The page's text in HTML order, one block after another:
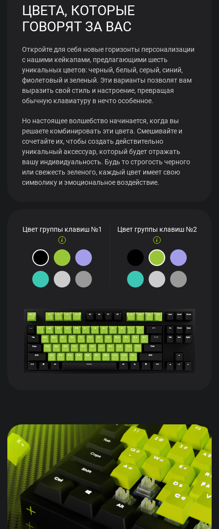
ЦВЕТА, КОТОРЫЕ
ГОВОРЯТ ЗА ВАС
Откройте для себя новые горизонты персонализации
с нашими кейкапами, предлагающими шесть
уникальных цветов: черный, белый, серый, синий,
фиолетовый и зеленый. Эти варианты позволят вам
выразить свой стиль и настроение, превращая
обычную клавиатуру в нечто особенное.
Но настоящее волшебство начинается, когда вы
решаете комбинировать эти цвета. Смешивайте и
сочетайте их, чтобы создать действительно
уникальный аксессуар, который будет отражать
вашу индивидуальность. Будь то строгость черного
или свежесть зеленого, каждый цвет имеет свою
символику и эмоциональное воздействие.
Цвет группы клавиш №1 Цвет группы клавиш №2